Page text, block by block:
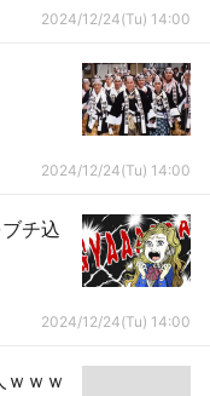
2024/12/24(Tu) 14:00
2024/12/24(Tu) 14:00
チ込
2024/12/24(Tu) 14:00
ｗｗｗ